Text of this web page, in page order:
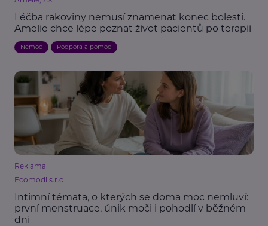
Léčba rakoviny nemusí znamenat konec bolesti.
Amelie chce lépe poznat život pacientů po terapii
Nemoc Podpora a pomoc
Reklama
Ecomodi s.r.o.
Intimní témata, o kterých se doma moc nemluví:
první menstruace, únik moči i pohodlí v běžném
dni